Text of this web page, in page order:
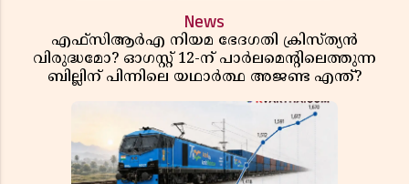
News
എഫ്സിആർഎ നിയമ ഭേദഗതി ക്രിസ്ത്യൻ
വിരുദ്ധമോ? ഓഗസ്റ്റ് 12-ന് പാർലമെന്റിലെത്തുന്ന
ബില്ലിന് പിന്നിലെ യഥാർത്ഥ അജണ്ട എന്ത്?